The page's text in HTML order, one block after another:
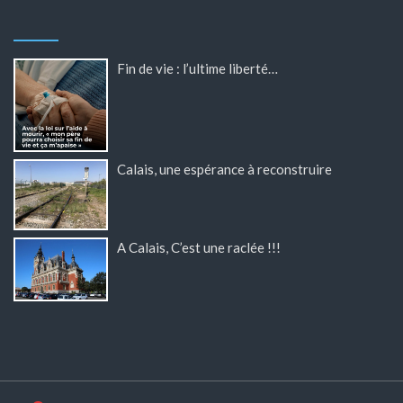
Fin de vie : l’ultime liberté…
Calais, une espérance à reconstruire
A Calais, C’est une raclée !!!